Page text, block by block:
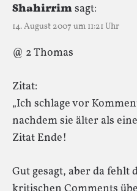
Shahirrimsagt:
14. August 2007 um 11:21 Uhr
@ 2 Thomas
Zitat:
„Ich schlage vor
nachdem sie älter als
Zitat Ende!
Gut gesagt, aber da fehlt